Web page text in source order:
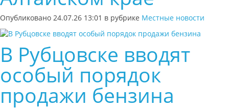
Опубликовано 24.07.26 13:01 в рубрике Местные новости
В Рубцовске вводят
особый порядок
продажи бензина